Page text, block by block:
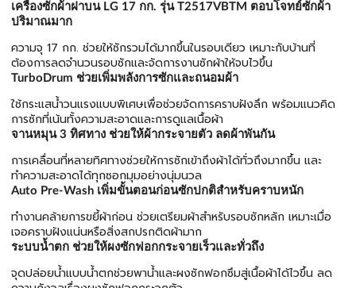
เครื่องซักผ้าฝาบน LG 17 กก. รุ่น T2517VBTM ตอบโจทย์ซักผ้า
ปริมาณมาก
ความจุ 17 กก. ช่วยให้ซักรวมได้มากขึ้นในรอบเดียว เหมาะกับบ้านที่
ต้องการลดจำนวนรอบซักและจัดการงานซักผ้าให้จบไวขึ้น
TurboDrum ช่วยเพิ่มพลังการซักและถนอมผ้า
ใช้กระแสน้ำวนแรงแบบพิเศษเพื่อช่วยจัดการคราบฝังลึก พร้อมแนวคิด
การซักที่เน้นทั้งความสะอาดและการดูแลเนื้อผ้า
จานหมุน 3 ทิศทาง ช่วยให้ผ้ากระจายตัว ลดผ้าพันกัน
การเคลื่อนที่หลายทิศทางช่วยให้การซักเข้าถึงผ้าได้ทั่วถึงมากขึ้น และ
ทำความสะอาดได้ทุกซอกมุมอย่างนุ่มนวล
Auto Pre-Wash เพิ่มขั้นตอนก่อนซักปกติสำหรับคราบหนัก
ทำงานคล้ายการขยี้ผ้าก่อน ช่วยเตรียมผ้าสำหรับรอบซักหลัก เหมาะเมื่อ
เจอคราบฝังแน่นหรือสิ่งสกปรกติดผ้ามาก
ระบบน้ำตก ช่วยให้ผงซักฟอกกระจายเร็วและทั่วถึง
จุดปล่อยน้ำแบบน้ำตกช่วยพาน้ำและผงซักฟอกซึมสู่เนื้อผ้าได้ไวขึ้น ลด